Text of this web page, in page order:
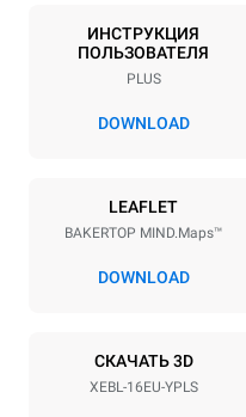
16
Расстояние между лотками
81.5 mm
Напряжение
Частота
ИНСТРУКЦИЯ
ПОЛЬЗОВАТЕЛЯ
PLUS
DOWNLOAD
LEAFLET
BAKERTOP MIND.Maps™
DOWNLOAD
СКАЧАТЬ 3D
XEBL-16EU-YPLS